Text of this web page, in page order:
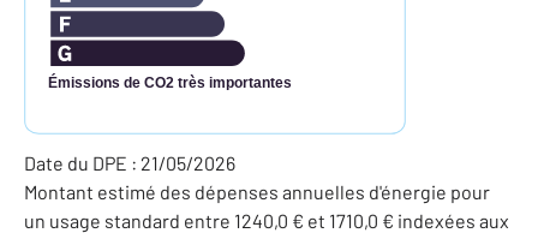
Émissions de CO2 très importantes
Date du DPE : 21/05/2026
Montant estimé des dépenses annuelles d'énergie pour
un usage standard entre 1240,0 € et 1710,0 € indexées aux